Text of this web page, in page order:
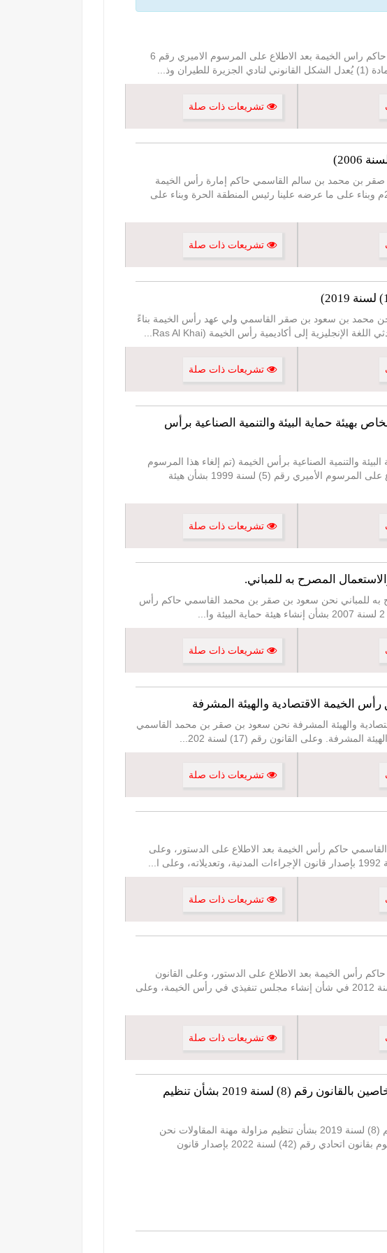
مرسوم اميري رقم (10) لسنة 2024 بشأن نادي الجزيرة للطيران نحن سعود بن صقر بن محمد القاسمي حاكم راس الخيمة بعد الاطلاع على المرسوم الاميري رقم 6
...
تشريعات ذات صلة
(5) لسنة 2000 (تم إلغاء هذا المرسوم بالمرسوم الأميري رقم (17) لسنة 2006) نحن صقر بن محمد بن سالم القاسمي حاكم إمارة رأس الخيمة
وملحقاتها بعد الإطلاع على المادة 11من قانون إنشاء المنطقة الحرة برأس الخيمة الصادر بتاريخ 1/5/ 2000م وبناء على ما عرضه علينا رئيس المنطقة الحرة وبناء على
تشريعات ذات صلة
رقم (20) لسنة 2011 (تم تعديل هذا المرسوم بالمرسوم الأميري رقم (14) لسنة 2019) نحن محمد بن سعود بن صقر القاسمي ولي عهد رأس الخيمة بناءً
...
تشريعات ذات صلة
أميري رقم (8) لسنة 2011 بشأن تعديل المرسوم الأميري رقم (5) لسنة 1999 الخاص بهيئة حماية البيئة والتنمية الصناعية برأس
المرسوم الأميري رقم (5) لسنة 1999 الخاص بهيئة حماية البيئة والتنمية الصناعية برأس الخيمة (تم إلغاء هذا المرسوم
بالقانون رقم (4) لسنة 2011 ) نحن سعود بن صقر بن محمد القاسمي حاكم إمارة رأس الخيمة بعد الاطلاع على المرسوم الأميري رقم (5) لسنة 1999 بشأن هيئة
تشريعات ذات صلة
المصرح به للمباني نحن سعود بن صقر بن محمد القاسمي حاكم رأس
...
تشريعات ذات صلة
2017 بشأن إنشاء مناطق رأس الخيمة الاقتصادية والهيئة المشرفة نحن سعود بن صقر بن محمد القاسمي
...
تشريعات ذات صلة
القاسمي حاكم رأس الخيمة بعد الاطلاع على الدستور، وعلى
...
تشريعات ذات صلة
القاسمي حاكم رأس الخيمة بعد الاطلاع على الدستور، وعلى القانون
الاتحادي رقم 21 لسنة 1995 في شأن السير والمرور وتعديله، ولائحته التنفيذية، وعلى القانون رقم (7) لسنة 2012 في شأن إنشاء مجلس تنفيذي في رأس الخيمة، وعلى
تشريعات ذات صلة
قرار المجلس التنفيذي رقم (6) لسنة 2025 بشأن اعتماد جدولي الرسوم والمخالفات الخاصين بالقانون رقم (8) لسنة 2019 بشأن تنظيم
قرار المجلس التنفيذي رقم (6) لسنة 2025 بشأن اعتماد جدولي الرسوم والمخالفات الخاصين بالقانون رقم (8) لسنة 2019 بشأن تنظيم مزاولة مهنة المقاولات نحن
محمد بن سعود بن صقر القاسمي ولي عهد رأس الخيمة ورئيس المجلس التنفيذي بعد الاطلاع على المرسوم بقانون اتحادي رقم (42) لسنة 2022 بإصدار قانون